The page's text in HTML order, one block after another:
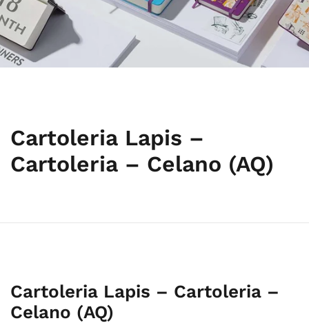
Cartoleria Lapis –
Cartoleria – Celano (AQ)
Cartoleria Lapis – Cartoleria –
Celano (AQ)